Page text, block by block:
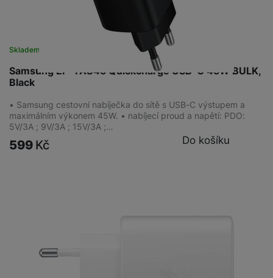
Samsung EP-TA845 Quickcharge USB-C 45W BULK,
Black
Skladem
• Samsung cestovní nabíječka do sítě s USB-C výstupem a
maximálním výkonem 45W. • nabíjecí proud a napětí: PDO:
5V/3A ; 9V/3A ; 15V/3A ;…
599 Kč Do košíku